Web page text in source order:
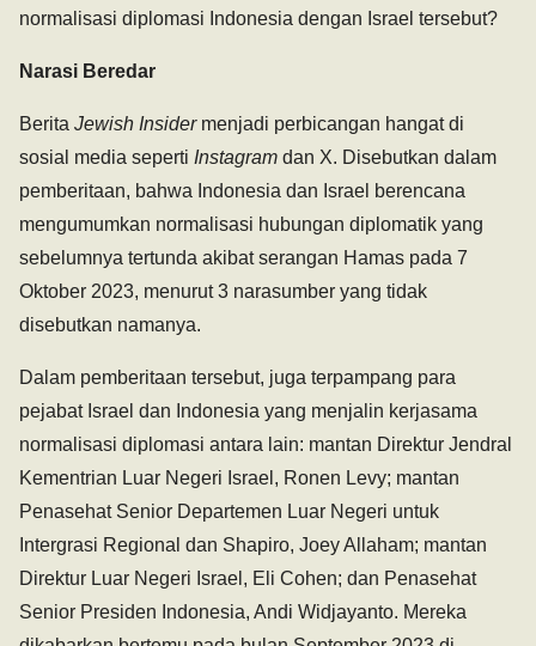
normalisasi diplomasi Indonesia dengan Israel tersebut?
Narasi Beredar
Berita Jewish Insidermenjadi perbicangan hangat di
sosial media seperti Instagram dan X. Disebutkan dalam
pemberitaan, bahwa Indonesia dan Israel berencana
mengumumkan normalisasi hubungan diplomatik yang
sebelumnya tertunda akibat serangan Hamas pada 7
Oktober 2023, menurut 3 narasumber yang tidak
disebutkan namanya.
Dalam pemberitaan tersebut, juga terpampang para
pejabat Israel dan Indonesia yang menjalin kerjasama
normalisasi diplomasi antara lain: mantan Direktur Jendral
Kementrian Luar Negeri Israel, Ronen Levy; mantan
Penasehat Senior Departemen Luar Negeri untuk
Intergrasi Regional dan Shapiro, Joey Allaham; mantan
Direktur Luar Negeri Israel, Eli Cohen; dan Penasehat
Senior Presiden Indonesia, Andi Widjayanto. Mereka